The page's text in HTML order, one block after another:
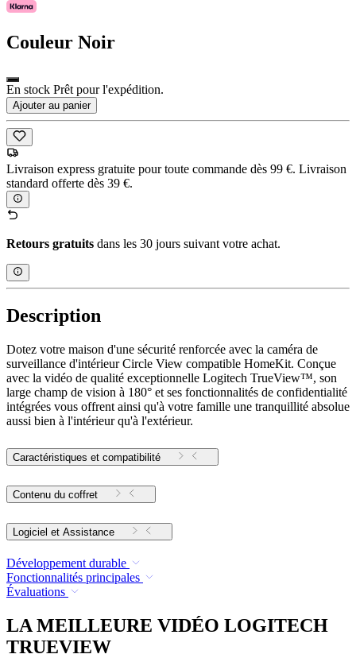
Couleur Noir
En stock Prêt pour l'expédition.
Ajouter au panier
Livraison express gratuite pour toute commande dès 99 €. Livraison
standard offerte dès 39 €.
Retours gratuits dans les 30 jours suivant votre achat.
Description
Dotez votre maison d'une sécurité renforcée avec la caméra de
surveillance d'intérieur Circle View compatible HomeKit. Conçue
avec la vidéo de qualité exceptionnelle Logitech TrueView™, son
large champ de vision à 180° et ses fonctionnalités de confidentialité
intégrées vous offrent ainsi qu'à votre famille une tranquillité absolue
aussi bien à l'intérieur qu'à l'extérieur.
Caractéristiques et compatibilité
Contenu du coffret
Logiciel et Assistance
Développement durable
Fonctionnalités principales
Évaluations
LA MEILLEURE VIDÉO LOGITECH
TRUEVIEW